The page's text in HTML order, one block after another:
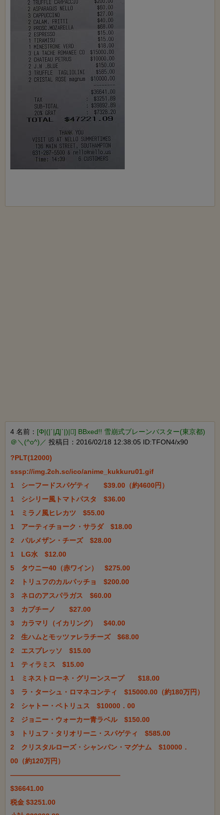
4 名前： [Φ|(|´|Д|`|)|] BBxed!! 雪崩式ブレーンバスター(東京都)
＠＼(^o^)／ 投稿日：2016/02/18 12:38:05 ID:TFON4/x90
?PLT(12000)
sssp://img.2ch.sc/ico/anime_kukkuru01.gif
1　シーフードスパゲティ　　$39.00（約4600円）
1　シシリー風トマトパスタ　$36.00
1　ミラノ風ヒレカツ　$55.00
1　アーティチョーク・サラダ　$18.00
2　パルメザン・チーズ　$28.00
1　LG水　$12.00
5　タウニー40（赤ワイン）　$275.00
2　トリュフのカルパッチョ　$200.00
3　ネロのアスパラガス　$60.00
3　カプチーノ　　$27.00
3　カラマリ（イカリング）　$40.00
2　生ハムとモッツァレラチーズ　$68.00
2　エスプレッソ　$15.00
1　ティラミス　$15.00
1　ミネストローネ・グリーンスープ　　$18.00
3　ラ・ターシュ・ロマネコンティ　$15000.00（約180万円）
2　シャトー・ペトリュス　$10000．00
2　ジョニー・ウォーカー青ラベル　$150.00
3　トリュフ・タリオリーニ・スパゲティ　$585.00
2　クリスタルローズ・シャンパン・マグナム　$10000．
00（約120万円）
————————————————
$36641.00
税金 $3251.00